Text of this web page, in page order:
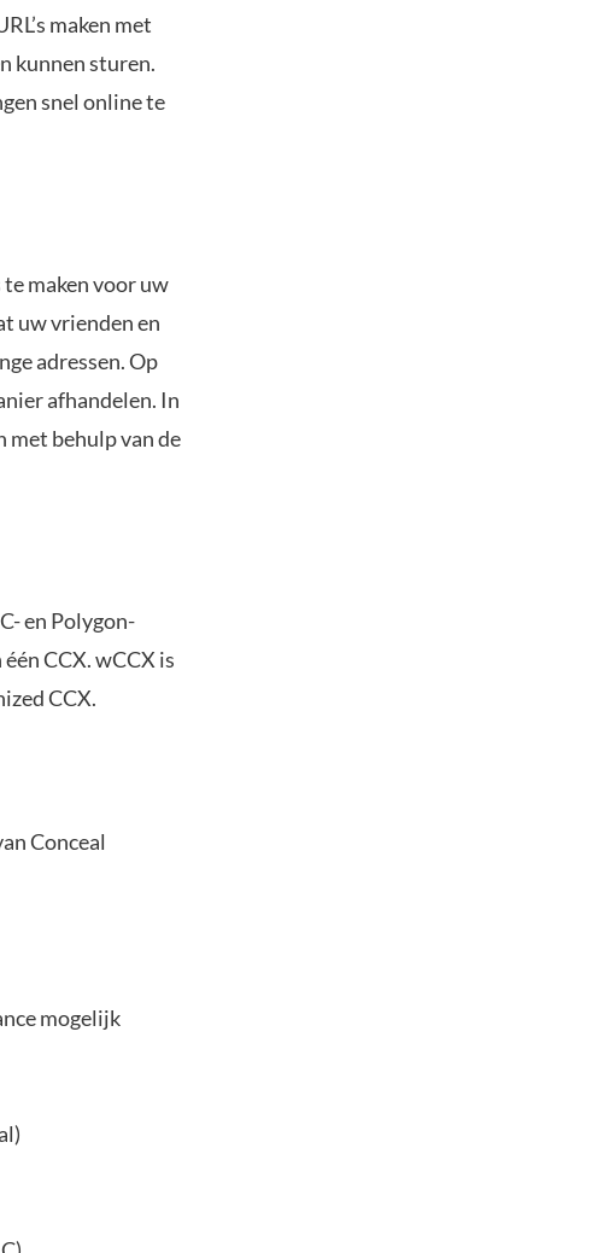
maken met
kunnen sturen.
snel online te
maken voor uw
uw vrienden en
adressen. Op
afhandelen. In
met behulp van de
en Polygon-
CCX. wCCX is
CCX.
Conceal
mogelijk